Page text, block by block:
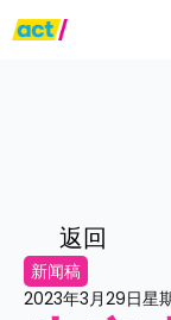
返回
新闻稿
2023年3月29日星